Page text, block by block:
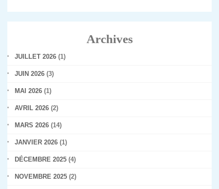
Archives
JUILLET 2026 (1)
JUIN 2026 (3)
MAI 2026 (1)
AVRIL 2026 (2)
MARS 2026 (14)
JANVIER 2026 (1)
DÉCEMBRE 2025 (4)
NOVEMBRE 2025 (2)